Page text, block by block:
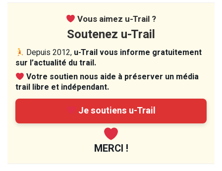
Vous aimez u-Trail ?
Soutenez u-Trail
Depuis 2012, u-Trail vous informe gratuitement
sur l’actualité du trail.
Votre soutien nous aide à préserver un média
trail libre et indépendant.
Je soutiens u-Trail
MERCI !